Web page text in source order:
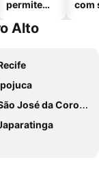
permitem
com
Alto
da Coroa Grande